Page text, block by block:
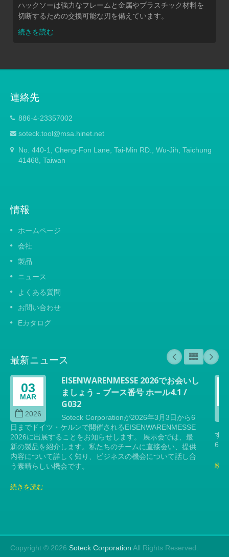
ハックソーは強力なフレームと金属やプラスチック材料を
切断するための交換可能な刃を備えています。
続きを読む
連絡先
886-4-23357002
soteck.tool@msa.hinet.net
No. 440-1, Cheng-Fon Lane, Tai-Min RD., Wu-Jih, Taichung
41468, Taiwan
情報
ホームページ
会社
製品
ニュース
よくある質問
お問い合わせ
Eカタログ
最新ニュース
03
MAR
2026
EISENWARENMESSE 2026でお会いし
ましょう – ブース番号 ホール4.1 /
G032
Soteck Corporationが2026年3月3日から6
日までドイツ・ケルンで開催されるEISENWARENMESSE
2026に出展することをお知らせします。 展示会では、最
新の製品を紹介します。私たちのチームに直接会い、提供
内容について詳しく知り、ビジネスの機会について話し合
う素晴らしい機会です。
続きを読む
す
6日
続
Copyright © 2026 Soteck Corporation All Rights Reserved.